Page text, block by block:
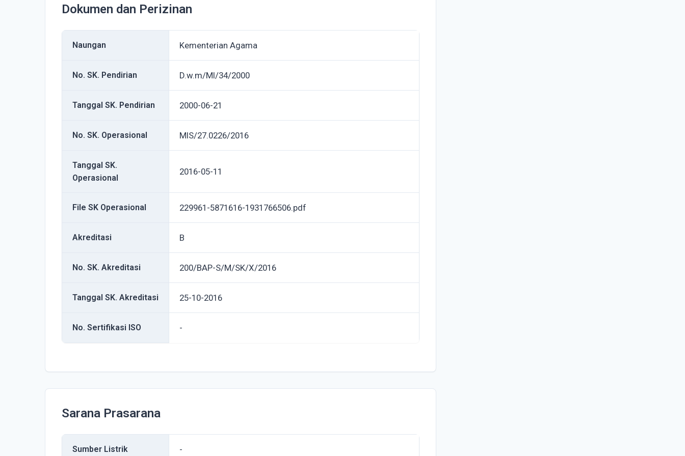
Dokumen dan Perizinan
Naungan Kementerian Agama
No. SK. Pendirian D.w.m/MI/34/2000
Tanggal SK. Pendirian 2000-06-21
No. SK. Operasional MIS/27.0226/2016
Tanggal SK.
Operasional
2016-05-11
File SK Operasional 229961-5871616-1931766506.pdf
Akreditasi B
No. SK. Akreditasi 200/BAP-S/M/SK/X/2016
Tanggal SK. Akreditasi 25-10-2016
No. Sertifikasi ISO -
Sarana Prasarana
Sumber Listrik -